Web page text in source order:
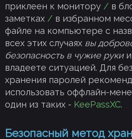
приклеен к монитору / в
заметках / в избранном
файле на компьютере с
всех этих случаях вы
безопасность в чужие рукии
владеете ситуацией. Для
хранения паролей
использовать оффлайн-
один из таких - KeePassXC.
Безопасный метод